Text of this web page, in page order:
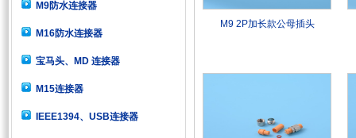
M9防水连接器
M16防水连接器
宝马头、MD 连接器
M15连接器
IEEE1394、USB连接器
M9 2P加长款公母插头